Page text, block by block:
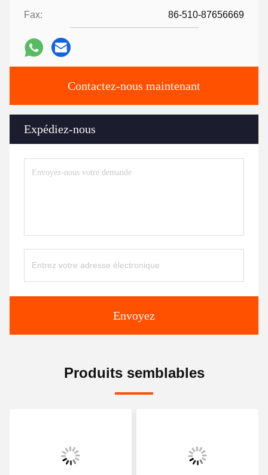
Fax: 86-510-87656669
Contactez-nous maintenant
Expédiez-nous
Envoyez
Produits semblables